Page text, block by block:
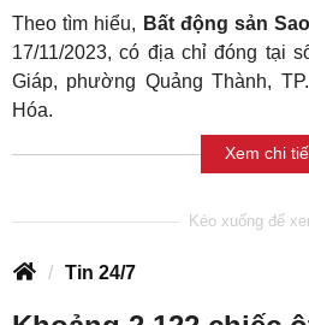
Theo tìm hiểu, Bất động sản
17/11/2023, có địa chỉ đóng tại
Giáp, phường Quảng Thành,
Hóa.
Xem chi
Tin 24/7